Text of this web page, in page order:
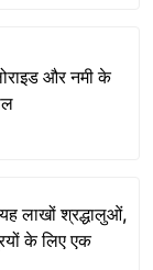
और नमी के
लाखों श्रद्धालुओं,
के लिए एक